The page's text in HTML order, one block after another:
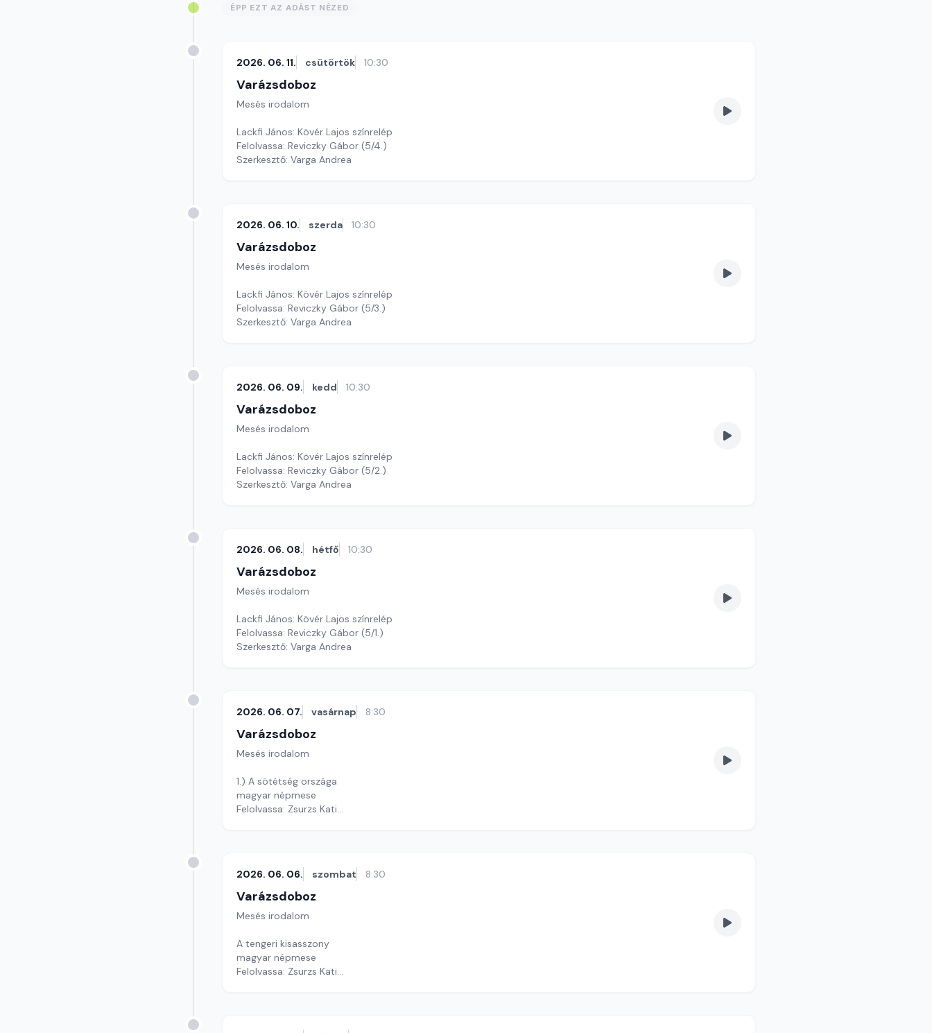
ÉPP EZT AZ ADÁST NÉZED
2026. 06. 11. csütörtök 10:30
Varázsdoboz
Mesés irodalom
Lackfi János: Kövér Lajos színrelép
Felolvassa: Reviczky Gábor (5/4.)
Szerkesztő: Varga Andrea
2026. 06. 10. szerda 10:30
Varázsdoboz
Mesés irodalom
Lackfi János: Kövér Lajos színrelép
Felolvassa: Reviczky Gábor (5/3.)
Szerkesztő: Varga Andrea
2026. 06. 09. kedd 10:30
Varázsdoboz
Mesés irodalom
Lackfi János: Kövér Lajos színrelép
Felolvassa: Reviczky Gábor (5/2.)
Szerkesztő: Varga Andrea
2026. 06. 08. hétfő 10:30
Varázsdoboz
Mesés irodalom
Lackfi János: Kövér Lajos színrelép
Felolvassa: Reviczky Gábor (5/1.)
Szerkesztő: Varga Andrea
2026. 06. 07. vasárnap 8:30
Varázsdoboz
Mesés irodalom
1.) A sötétség országa
magyar népmese
Felolvassa: Zsurzs Kati
2026. 06. 06. szombat 8:30
Varázsdoboz
Mesés irodalom
A tengeri kisasszony
magyar népmese
Felolvassa: Zsurzs Kati